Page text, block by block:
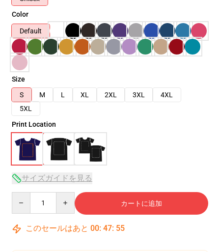
Color
Default
Size
S
M L XL 2XL 3XL
4XL
5XL
Print Location
サイズガイドを見る
カートに追加
このセールはあと 00: 47: 54